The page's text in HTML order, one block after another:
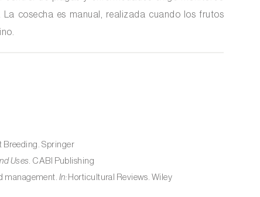
cosecha es manual, realizada cuando los frutos
Breeding. Springer
Uses. CABI Publishing
management. In: Horticultural Reviews. Wiley